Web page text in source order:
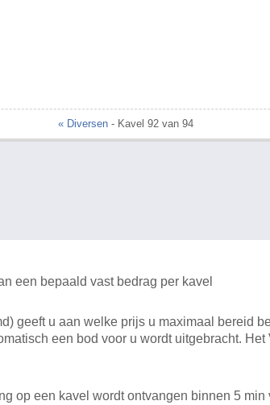
« Diversen - Kavel 92 van 94
een bepaald vast bedrag per kavel
geeft u aan welke prijs u maximaal bereid
een bod voor u wordt uitgebracht.
op een kavel wordt ontvangen binnen 5